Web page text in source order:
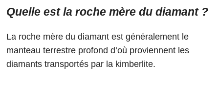
Quelle est la roche mère du diamant ?
La roche mère du diamant est généralement le
manteau terrestre profond d’où proviennent les
diamants transportés par la kimberlite.